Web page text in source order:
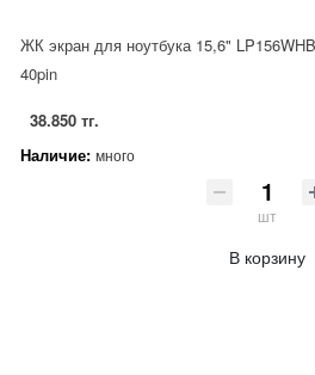
ЖК экран для ноутбука 15,6"
40pin
38.850 тг.
Наличие: много
шт
В корзину